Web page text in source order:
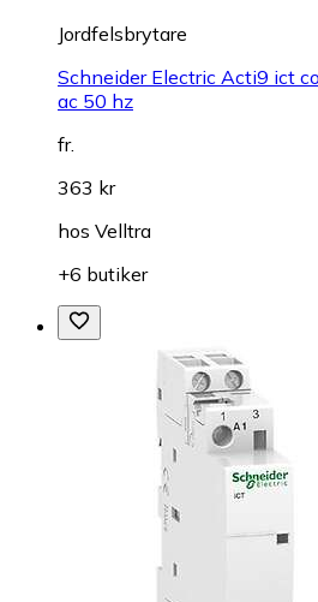
Jordfelsbrytare
Schneider Electric Acti9 ict
ac 50 hz
fr.
363 kr
hos Velltra
+6 butiker